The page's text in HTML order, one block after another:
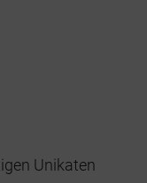
Unikaten